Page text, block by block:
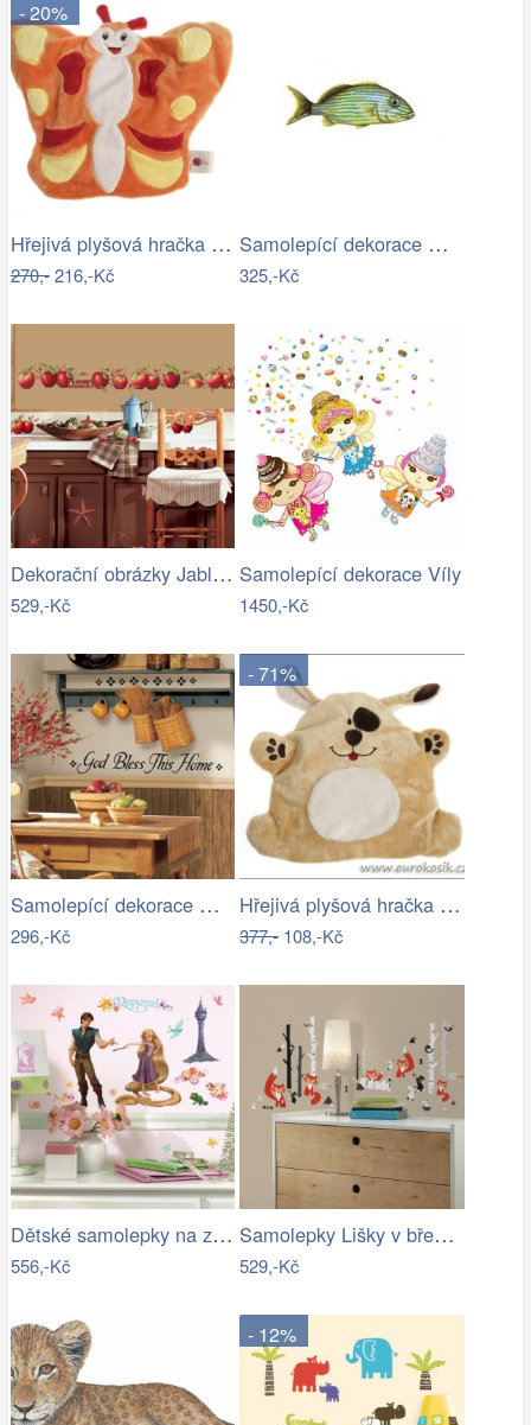
- 20%
Hřejivá plyšová hračka MOTÝLEK pro…
270,-216,-Kč
Samolepící dekorace Grunt velký
325,-Kč
Dekorační obrázky Jablíčka - samolepky
529,-Kč
Samolepící dekorace Víly
1450,-Kč
Samolepící dekorace God Bless This Home
296,-Kč
- 71%
Hřejivá plyšová hračka PEJSEK pro…
377,-108,-Kč
Dětské samolepky na zeď s Rapunzel -…
556,-Kč
Samolepky Lišky v březovém háji
529,-Kč
- 12%